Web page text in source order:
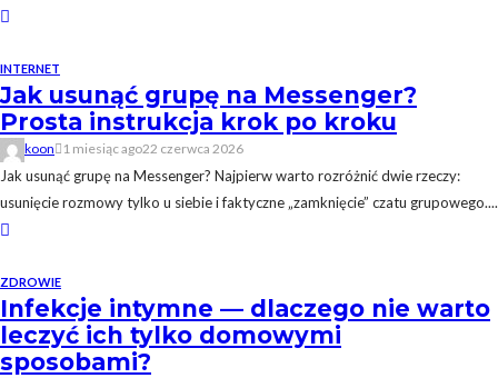
INTERNET
Jak usunąć grupę na Messenger?
Prosta instrukcja krok po kroku
koon 1 miesiąc ago22 czerwca 2026
Jak usunąć grupę na Messenger? Najpierw warto rozróżnić dwie rzeczy:
usunięcie rozmowy tylko u siebie i faktyczne „zamknięcie” czatu grupowego....
ZDROWIE
Infekcje intymne — dlaczego nie warto
leczyć ich tylko domowymi
sposobami?